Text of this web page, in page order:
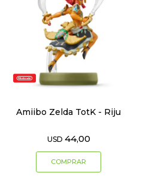
Amiibo Zelda TotK - Riju
USD 44,00